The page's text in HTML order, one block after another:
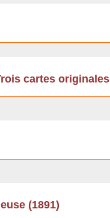
cartes originales
(1891)